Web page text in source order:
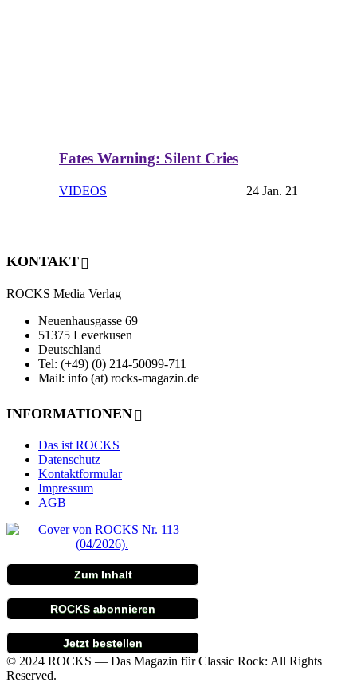
Fates Warning: Silent Cries
VIDEOS 24 Jan. 21
KONTAKT
ROCKS Media Verlag
Neuenhausgasse 69
51375 Leverkusen
Deutschland
Tel: (+49) (0) 214-50099-711
Mail: info (at) rocks-magazin.de
INFORMATIONEN
Das ist ROCKS
Datenschutz
Kontaktformular
Impressum
AGB
Zum Inhalt
ROCKS abonnieren
Jetzt bestellen
© 2024 ROCKS — Das Magazin für Classic Rock: All Rights
Reserved.